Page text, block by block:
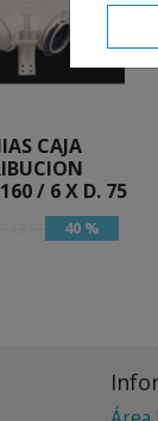
CAJA
/ 6 X D. 75
40 %